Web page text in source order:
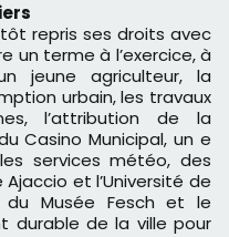
repris ses droits avec
un terme à l’exercice, à
jeune agriculteur, la
urbain, les travaux
l’attribution de la
Casino Municipal, un e
services météo, des
et l’Université de
Musée Fesch et le
durable de la ville pour